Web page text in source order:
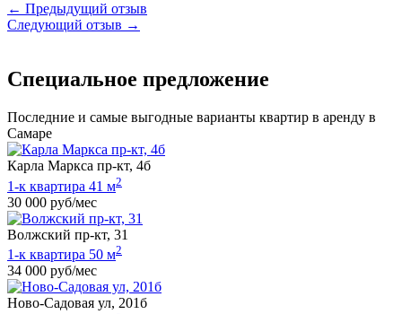
← Предыдущий отзыв
Следующий отзыв →
Специальное предложение
Последние и самые выгодные варианты квартир в аренду в
Самаре
Карла Маркса пр-кт, 4б
1-к квартира 41 м2
30 000 руб/мес
Волжский пр-кт, 31
1-к квартира 50 м2
34 000 руб/мес
Ново-Садовая ул, 201б